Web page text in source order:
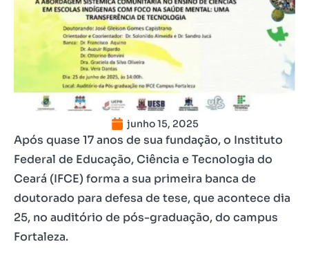
junho 15, 2025
Após quase 17 anos de sua fundação, o Instituto
Federal de Educação, Ciência e Tecnologia do
Ceará (IFCE) forma a sua primeira banca de
doutorado para defesa de tese, que acontece dia
25, no auditório de pós-graduação, do campus
Fortaleza.